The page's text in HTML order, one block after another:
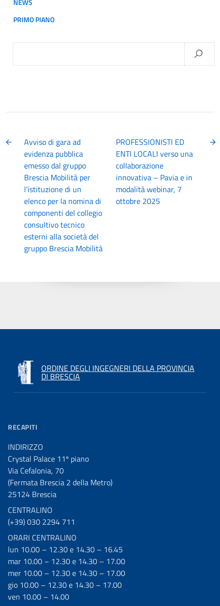
NEWS
PRIMO PIANO
Avviso di gara ad
evidenza pubblica
emesso dal gruppo
Brescia Mobilità per
l’istituzione di un
elenco per la nomina di
componenti del collegio
consultivo tecnico
esterni alla società del
gruppo Brescia Mobilità
PROFESSIONISTI ED
ENTI LOCALI verso una
collaborazione
innovativa – Pavia e in
modalità webinar, 7
ottobre 2025
ORDINE DEGLI INGEGNERI DELLA PROVINCIA
DI BRESCIA
RECAPITI
INDIRIZZO
Crystal Palace 11º piano
Via Cefalonia, 70
(Fermata Brescia 2 della Metro)
25124 Brescia
CENTRALINO
(+39) 030 2294 711
ORARI CENTRALINO
lun 10.00 – 12.30 e 14.30 – 16.45
mar 10.00 – 12.30 e 14.30 – 17.00
mer 10.00 – 12.30 e 14.30 – 17.00
gio 10.00 – 12.30 e 14.30 – 17.00
ven 10.00 – 14.00